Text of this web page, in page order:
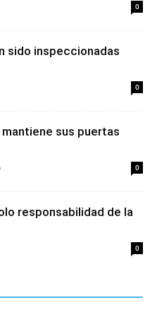
0
sido inspeccionadas
0
sus puertas
0
responsabilidad de la
0